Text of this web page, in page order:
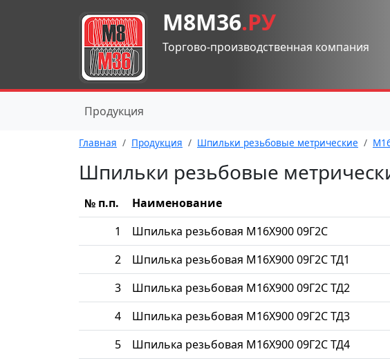
М8М36.РУ
Торгово-производственная компания
Продукция
Главная Продукция Шпильки резьбовые метрические
Шпильки резьбовые
№ п.п. Наименование
1
Шпилька резьбовая М16Х900 09Г2С
2 Шпилька резьбовая М16Х900 09Г2С ТД1
3 Шпилька резьбовая М16Х900 09Г2С ТД2
4 Шпилька резьбовая М16Х900 09Г2С ТД3
5 Шпилька резьбовая М16Х900 09Г2С ТД4